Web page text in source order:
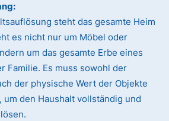
steht das gesamte Heim
es nicht nur um Möbel oder
um das gesamte Erbe eines
Familie. Es muss sowohl der
der physische Wert der Objekte
um den Haushalt vollständig und